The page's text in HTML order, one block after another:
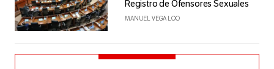
Registro de Ofensores Sexuales
MANUEL VEGA LOO